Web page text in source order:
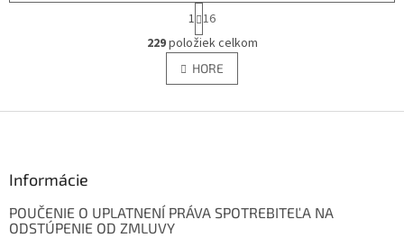
O
v
l
á
r
v
S
t
r
á
n
k
v
1 16
229položiek celkom
HORE
Informácie
POUČENIE O UPLATNENÍ PRÁVA SPOTREBITEĽA NA
ODSTÚPENIE OD ZMLUVY